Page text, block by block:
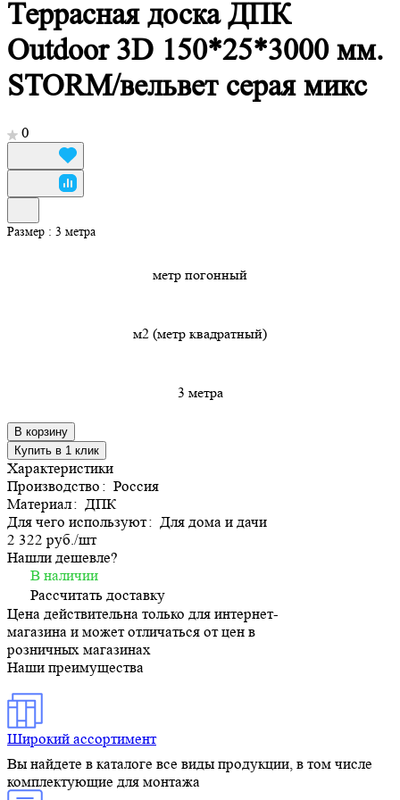
Террасная доска ДПК
Outdoor 3D 150*25*3000 мм.
STORM/вельвет серая микс
0
Размер : 3 метра
метр погонный
м2 (метр квадратный)
3 метра
В корзину
Купить в 1 клик
Характеристики
Производство: Россия
Материал: ДПК
Для чего используют: Для дома и дачи
2 322 руб./шт
Нашли дешевле?
В наличии
Рассчитать доставку
Цена действительна только для интернет-
магазина и может отличаться от цен в
розничных магазинах
Наши преимущества
Широкий ассортимент
Вы найдете в каталоге все виды продукции, в том числе
комплектующие для монтажа